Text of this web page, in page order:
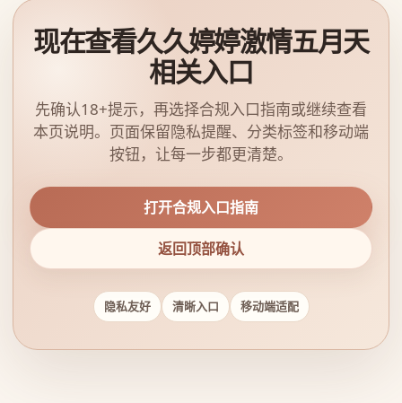
现在查看久久婷婷激情五月天
相关入口
先确认18+提示，再选择合规入口指南或继续查看
本页说明。页面保留隐私提醒、分类标签和移动端
按钮，让每一步都更清楚。
打开合规入口指南
返回顶部确认
隐私友好 清晰入口 移动端适配